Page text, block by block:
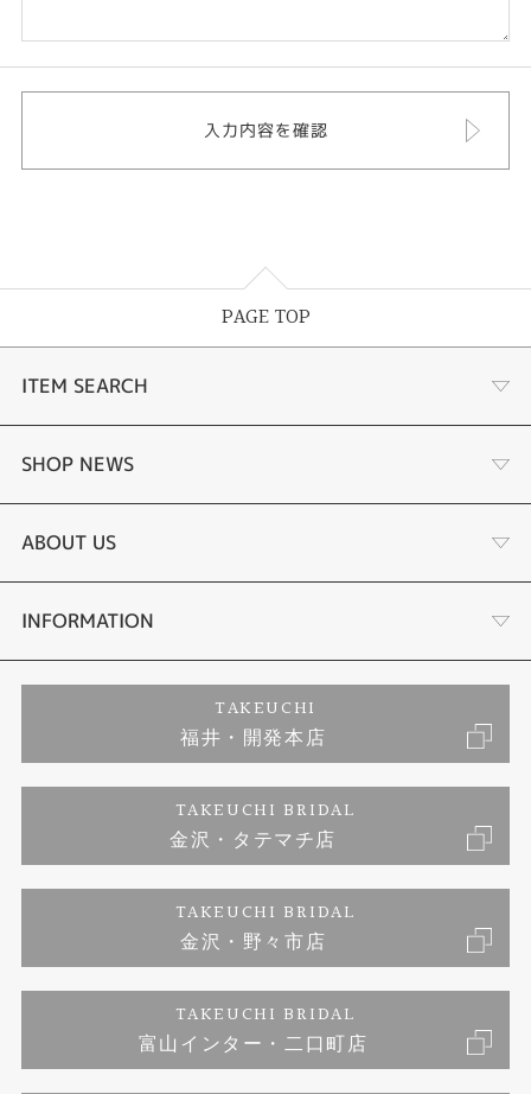
PAGE TOP
ITEM SEARCH
婚約指輪
結婚指輪
セットリング
エタニティリング
婚約ネックレス
SHOP NEWS
サプライズプロポーズ相談室
ダイヤモンドカッターブランド
アフターメンテナンス
富山指輪工房｜手作りペアリング
富山指輪工房｜手作り結婚指輪 and 婚約指輪
富山指輪工房｜手作り婚約指輪プロポーズプラン
ABOUT US
店舗情報
お問い合わせ
INFORMATION
プライバシーポリシー
TAKEUCHI
福井・開発本店
TAKEUCHI BRIDAL
金沢・タテマチ店
TAKEUCHI BRIDAL
金沢・野々市店
TAKEUCHI BRIDAL
富山インター・二口町店